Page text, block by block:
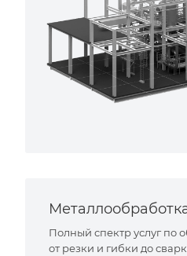
Полный спектр услуг по
от резки и гибки до